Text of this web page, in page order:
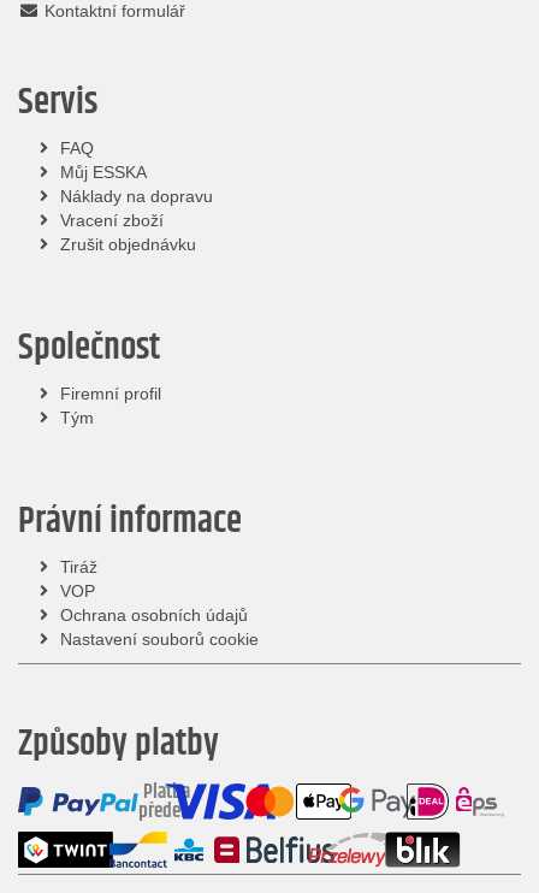
Kontaktní formulář
Servis
FAQ
Můj ESSKA
Náklady na dopravu
Vracení zboží
Zrušit objednávku
Společnost
Firemní profil
Tým
Právní informace
Tiráž
VOP
Ochrana osobních údajů
Nastavení souborů cookie
Způsoby platby
Platba
předem